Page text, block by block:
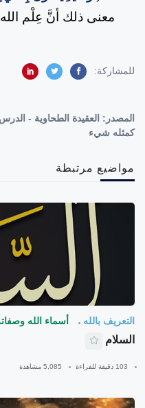
معنى ذلك أنَّ عِلْم
للمشاركة:
المصدر:
كمثله شيء
مواضيع مرتبطة
التعريف بالله أسماء الله
السلام
103 دقيقة للقراءة 5,085 مشاهدة